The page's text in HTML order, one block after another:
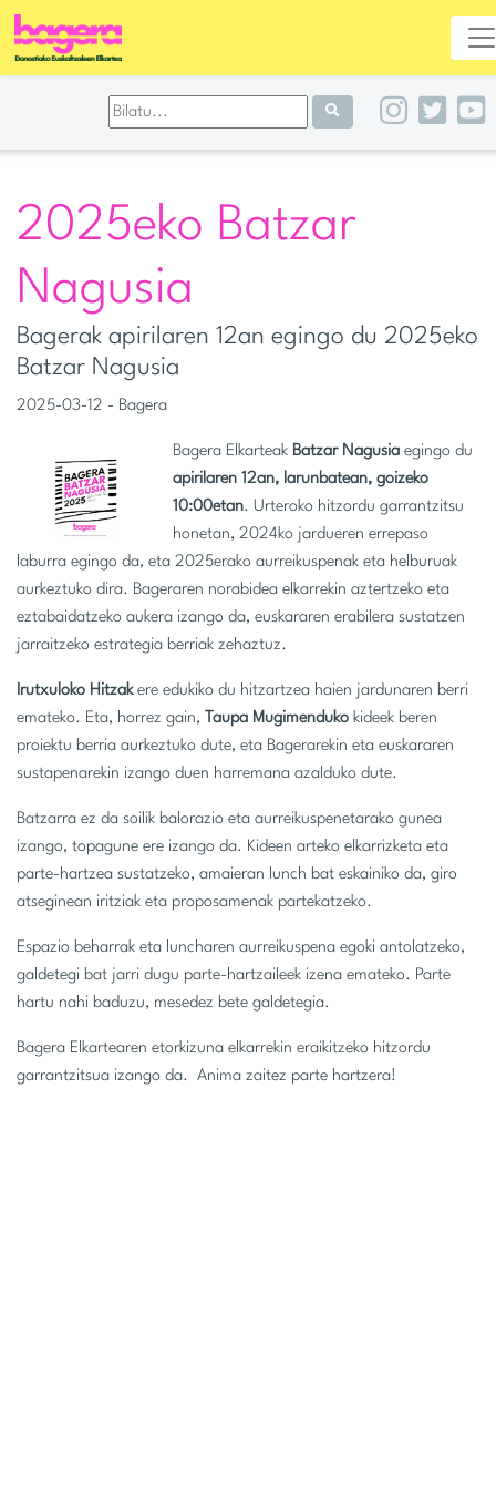
2025eko Batzar
Nagusia
Bagerak apirilaren 12an egingo du 2025eko
Batzar Nagusia
2025-03-12 - Bagera
Bagera Elkarteak Batzar Nagusia egingo du
apirilaren 12an, larunbatean, goizeko
10:00etan. Urteroko hitzordu garrantzitsu
honetan, 2024ko jardueren errepaso
laburra egingo da, eta 2025erako aurreikuspenak eta helburuak
aurkeztuko dira. Bageraren norabidea elkarrekin aztertzeko eta
eztabaidatzeko aukera izango da, euskararen erabilera sustatzen
jarraitzeko estrategia berriak zehaztuz.
Irutxuloko Hitzakere edukiko du hitzartzea haien jardunaren berri
emateko. Eta, horrez gain, Taupa Mugimenduko kideek beren
proiektu berria aurkeztuko dute, eta Bagerarekin eta euskararen
sustapenarekin izango duen harremana azalduko dute.
Batzarra ez da soilik balorazio eta aurreikuspenetarako gunea
izango, topagune ere izango da. Kideen arteko elkarrizketa eta
parte-hartzea sustatzeko, amaieran lunch bat eskainiko da, giro
atseginean iritziak eta proposamenak partekatzeko.
Espazio beharrak eta luncharen aurreikuspena egoki antolatzeko,
galdetegi bat jarri dugu parte-hartzaileek izena emateko. Parte
hartu nahi baduzu, mesedez bete galdetegia.
Bagera Elkartearen etorkizuna elkarrekin eraikitzeko hitzordu
garrantzitsua izango da. Anima zaitez parte hartzera!